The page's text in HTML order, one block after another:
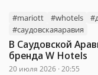
#mariott #whotels
#саудовскаяаравия
В Саудовской
бренда W Hotels
20 июля 2026 · 20:55